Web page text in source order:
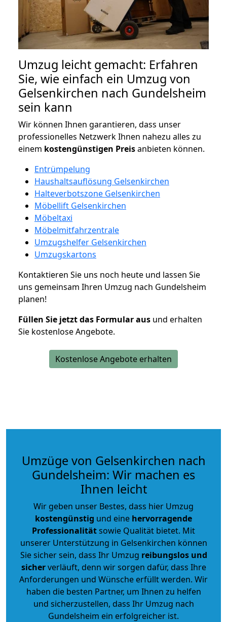
Umzug leicht gemacht: Erfahren
Sie, wie einfach ein Umzug von
Gelsenkirchen nach Gundelsheim
sein kann
Wir können Ihnen garantieren, dass unser
professionelles Netzwerk Ihnen nahezu alles zu
einem kostengünstigen Preisanbieten können.
Entrümpelung
Haushaltsauflösung Gelsenkirchen
Halteverbotszone Gelsenkirchen
Möbellift Gelsenkirchen
Möbeltaxi
Möbelmitfahrzentrale
Umzugshelfer Gelsenkirchen
Umzugskartons
Kontaktieren Sie uns noch heute und lassen Sie
uns gemeinsam Ihren Umzug nach Gundelsheim
planen!
Füllen Sie jetzt das Formular aus und erhalten
Sie kostenlose Angebote.
Kostenlose Angebote erhalten
Umzüge von Gelsenkirchen nach
Gundelsheim: Wir machen es
Ihnen leicht
Wir geben unser Bestes, dass hier Umzug
kostengünstig und eine hervorragende
Professionalitätsowie Qualität bietet. Mit
unserer Unterstützung in Gelsenkirchen können
Sie sicher sein, dass Ihr Umzug reibungslos und
sicherverläuft, denn wir sorgen dafür, dass Ihre
Anforderungen und Wünsche erfüllt werden. Wir
haben die besten Partner, um Ihnen zu helfen
und sicherzustellen, dass Ihr Umzug nach
Gundelsheim ein erfolgreicher ist.